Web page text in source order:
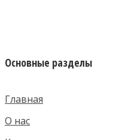
Основные разделы
Главная
О нас